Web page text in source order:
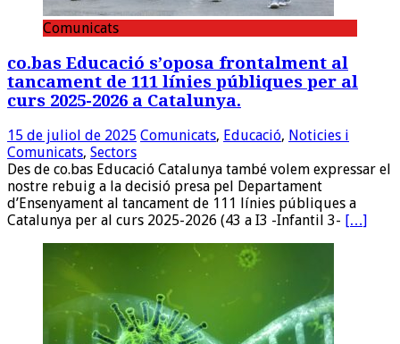
Comunicats
co.bas Educació s’oposa frontalment al
tancament de 111 línies públiques per al
curs 2025-2026 a Catalunya.
15 de juliol de 2025 Comunicats, Educació, Noticies i
Comunicats, Sectors
Des de co.bas Educació Catalunya també volem expressar el
nostre rebuig a la decisió presa pel Departament
d’Ensenyament al tancament de 111 línies públiques a
Catalunya per al curs 2025-2026 (43 a I3 -Infantil 3- […]